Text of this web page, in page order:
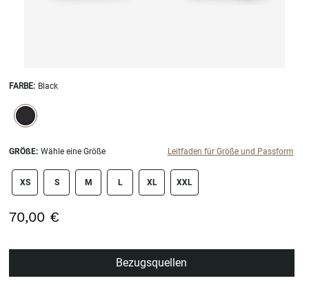
FARBE: Black
SELECTION WILL REFRESH THE PAGE WITH NEW RESULTS.
selected
GRÖßE: Wähle eine Größe Leitfaden für Größe und Passform
size swatch
XS S M L XL XXL
70,00 €
Bezugsquellen